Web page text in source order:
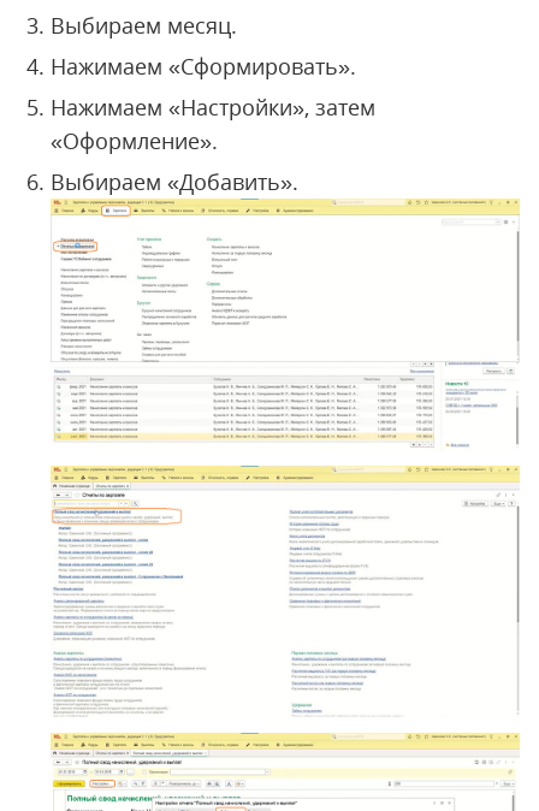
Выбираем месяц.
Нажимаем «Сформировать».
Нажимаем «Настройки», затем
«Оформление».
Выбираем «Добавить».